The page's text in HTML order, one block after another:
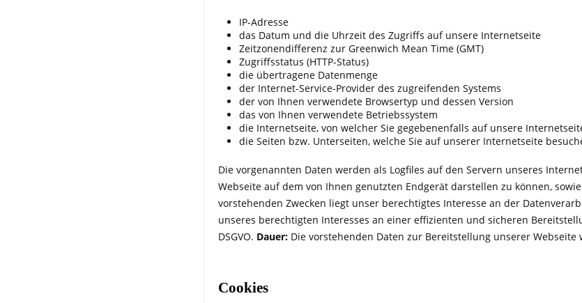
IP-Adresse
das Datum und die Uhrzeit des Zugriffs auf unsere Internetseite
Zeitzonendifferenz zur Greenwich Mean Time (GMT)
Zugriffsstatus (HTTP-Status)
die übertragene Datenmenge
der Internet-Service-Provider des zugreifenden Systems
der von Ihnen verwendete Browsertyp und dessen Version
das von Ihnen verwendete Betriebssystem
die Internetseite, von welcher Sie gegebenenfalls auf unsere
die Seiten bzw. Unterseiten, welche Sie auf unserer Internetseite
Die vorgenannten Daten werden als Logfiles auf den Servern unseres
Webseite auf dem von Ihnen genutzten Endgerät darstellen zu können,
vorstehenden Zwecken liegt unser berechtigtes Interesse an der
unseres berechtigten Interesses an einer effizienten und sicheren
DSGVO. Dauer: Die vorstehenden Daten zur Bereitstellung unserer
Cookies